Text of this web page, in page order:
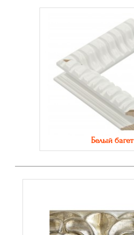
Белый багет